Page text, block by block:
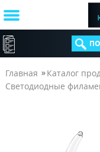
КАТАЛОГ
Главная Каталог
Светодиодные